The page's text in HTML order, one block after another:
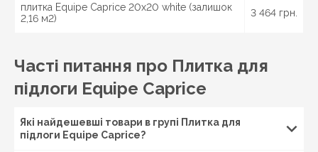
плитка Equipe Caprice 20x20 white (залишок
2,16 м2)
3 464 грн.
Часті питання про Плитка для
підлоги Equipe Caprice
Які найдешевші товари в групі Плитка для
підлоги Equipe Caprice?